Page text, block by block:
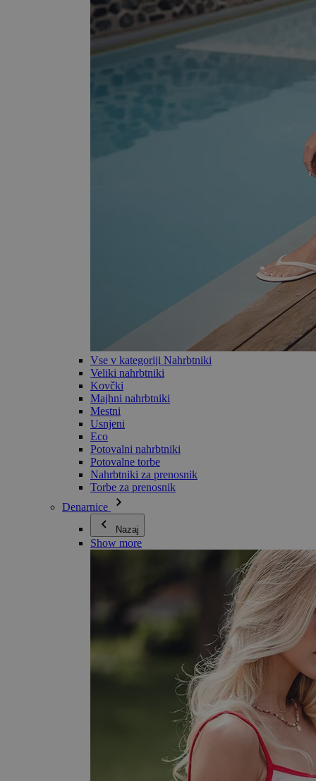
Vse v kategoriji Nahrbtniki
Veliki nahrbtniki
Kovčki
Majhni nahrbtniki
Mestni
Usnjeni
Eco
Potovalni nahrbtniki
Potovalne torbe
Nahrbtniki za prenosnik
Torbe za prenosnik
Denarnice
Nazaj
Show more